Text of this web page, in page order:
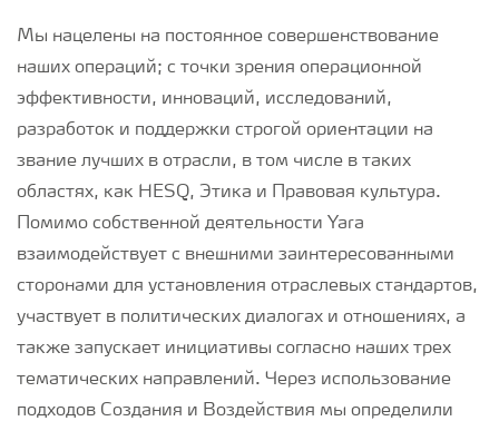
Мы нацелены на постоянное совершенствование
наших операций; с точки зрения операционной
эффективности, инноваций, исследований,
разработок и поддержки строгой ориентации на
звание лучших в отрасли, в том числе в таких
областях, как HESQ, Этика и Правовая культура.
Помимо собственной деятельности Yara
взаимодействует с внешними заинтересованными
сторонами для установления отраслевых стандартов,
участвует в политических диалогах и отношениях, а
также запускает инициативы согласно наших трех
тематических направлений. Через использование
подходов Создания и Воздействия мы определили